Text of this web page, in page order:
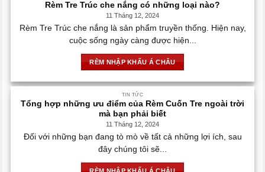
Rèm Tre Trúc che nắng có những loại nào?
11 Tháng 12, 2024
Rèm Tre Trúc che nắng là sản phẩm truyền thống. Hiện nay,
cuộc sống ngày càng được hiện...
RÈM NHẬP KHẨU Á CHÂU
TIN TỨC
Tổng hợp những ưu điểm của Rèm Cuốn Tre ngoài trời
mà bạn phải biết
11 Tháng 12, 2024
Đối với những bạn đang tò mò về tất cả những lợi ích, sau
đây chúng tôi sẽ...